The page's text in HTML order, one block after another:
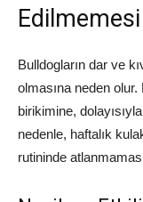
Bulldogların dar ve
olmasına neden
birikimine,
nedenle, haftalık
rutininde